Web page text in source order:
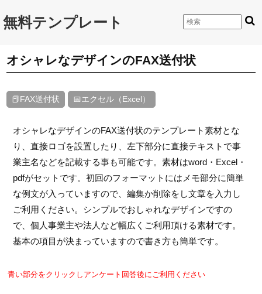
無料テンプレート
オシャレなデザインのFAX送付状
📕FAX送付状 📅エクセル（Excel）
オシャレなデザインのFAX送付状のテンプレート素材とな
り、直接ロゴを設置したり、左下部分に直接テキストで事
業主名などを記載する事も可能です。素材はword・Excel・
pdfがセットです。初回のフォーマットにはメモ部分に簡単
な例文が入っていますので、編集か削除をし文章を入力し
ご利用ください。シンプルでおしゃれなデザインですの
で、個人事業主や法人など幅広くご利用頂ける素材です。
基本の項目が決まっていますので書き方も簡単です。
青い部分をクリックしアンケート回答後にご利用ください